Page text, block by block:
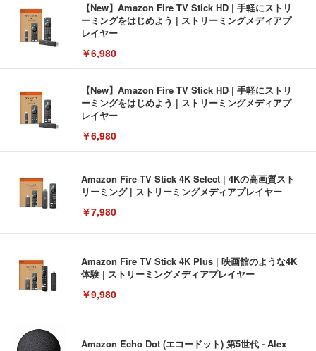
【New】Amazon Fire TV Stick HD | 手軽にストリ
ーミングをはじめよう | ストリーミングメディアプ
レイヤー
￥6,980
【New】Amazon Fire TV Stick HD | 手軽にストリ
ーミングをはじめよう | ストリーミングメディアプ
レイヤー
￥6,980
Amazon Fire TV Stick 4K Select | 4Kの高画質スト
リーミング | ストリーミングメディアプレイヤー
￥7,980
Amazon Fire TV Stick 4K Plus | 映画館のような4K
体験 | ストリーミングメディアプレイヤー
￥9,980
Amazon Echo Dot (エコードット) 第5世代 - Alex